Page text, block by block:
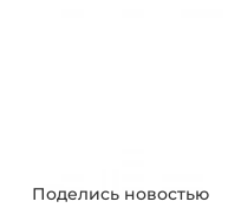
Поделись новостью